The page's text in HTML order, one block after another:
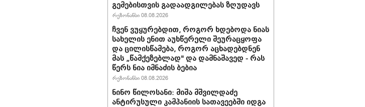
გემებისთვის გადაადგილებას ზღუდავს
რეზონანსი 08.08.2026
ჩვენ ვუყურებდით, როგორ ხდებოდა ნიას
სახელის ენით აუხწერელი შეურაცყოფა
და ცილისწამება, როგორ აცხადებდნენ
მას „წამქეზებლად" და დამნაშავედ - რას
წერს ნია იმნაძის ბებია
რეზონანსი 08.08.2026
ნინო წილოსანი: მიშა მშვილდაძე
ანტირუსული კამპანიის სათავეებში იდგა